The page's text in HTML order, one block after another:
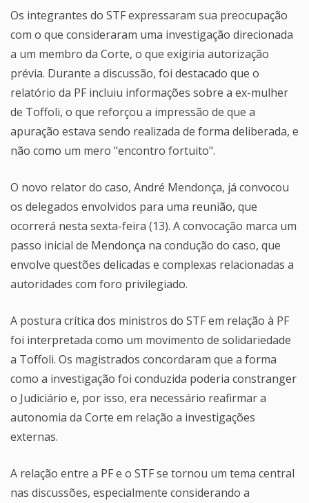
Os integrantes do STF expressaram sua preocupação
com o que consideraram uma investigação direcionada
a um membro da Corte, o que exigiria autorização
prévia. Durante a discussão, foi destacado que o
relatório da PF incluiu informações sobre a ex-mulher
de Toffoli, o que reforçou a impressão de que a
apuração estava sendo realizada de forma deliberada, e
não como um mero "encontro fortuito".
O novo relator do caso, André Mendonça, já convocou
os delegados envolvidos para uma reunião, que
ocorrerá nesta sexta-feira (13). A convocação marca um
passo inicial de Mendonça na condução do caso, que
envolve questões delicadas e complexas relacionadas a
autoridades com foro privilegiado.
A postura crítica dos ministros do STF em relação à PF
foi interpretada como um movimento de solidariedade
a Toffoli. Os magistrados concordaram que a forma
como a investigação foi conduzida poderia constranger
o Judiciário e, por isso, era necessário reafirmar a
autonomia da Corte em relação a investigações
externas.
A relação entre a PF e o STF se tornou um tema central
nas discussões, especialmente considerando a